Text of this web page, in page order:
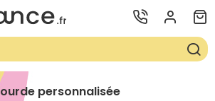
personnalisée